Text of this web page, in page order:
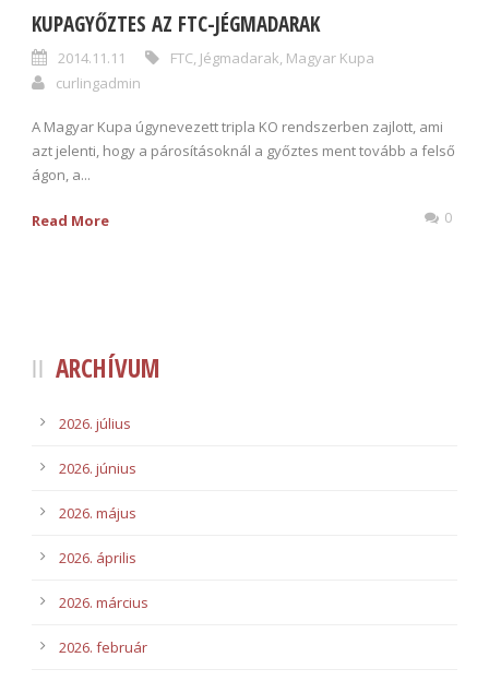
KUPAGYŐZTES AZ FTC-JÉGMADARAK
2014.11.11 FTC, Jégmadarak, Magyar Kupa
curlingadmin
A Magyar Kupa úgynevezett tripla KO rendszerben zajlott, ami
azt jelenti, hogy a párosításoknál a győztes ment tovább a felső
ágon, a...
Read More 0
ARCHÍVUM
2026. július
2026. június
2026. május
2026. április
2026. március
2026. február